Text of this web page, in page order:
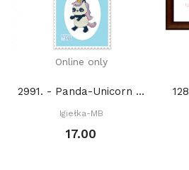
Online only
2991. - Panda-Unicorn Mash Up (PDF)
Igiełka-MB
17.00